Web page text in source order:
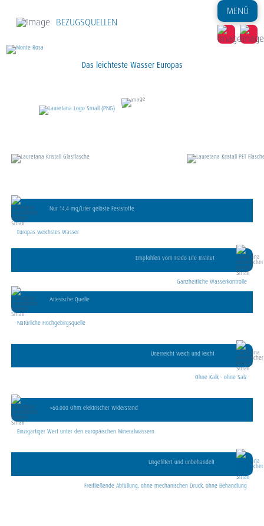
BEZUGSQUELLEN
MENÜ
Das leichteste Wasser Europas
Nur 14,4 mg/Liter gelöste Feststoffe
Europas weichstes Wasser
Artesische Quelle
Natürliche Hochgebirgsquelle
Empfohlen vom Hado Life Institut
Ganzheitliche Wasserkontrolle
Unerreicht weich und leicht
Ohne Kalk - ohne Salz
>60.000 Ohm elektrischer Widerstand
Einzigartiger Wert unter den europäischen Mineralwässern
Ungefiltert und unbehandelt
Freifließende Abfüllung, ohne mechanischen Druck, ohne Behandlung